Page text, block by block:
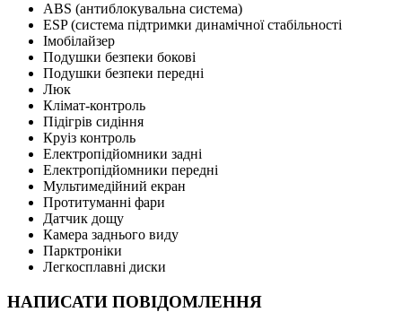
ABS (антиблокувальна система)
ESP (система підтримки динамічної стабільності
Імобілайзер
Подушки безпеки бокові
Подушки безпеки передні
Люк
Клімат-контроль
Підігрів сидіння
Круіз контроль
Електропідйомники задні
Електропідйомники передні
Мультимедійний екран
Протитуманні фари
Датчик дощу
Камера заднього виду
Парктроніки
Легкосплавні диски
НАПИСАТИ ПОВІДОМЛЕННЯ